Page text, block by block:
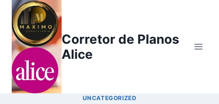
Corretor de Planos
Alice
UNCATEGORIZED